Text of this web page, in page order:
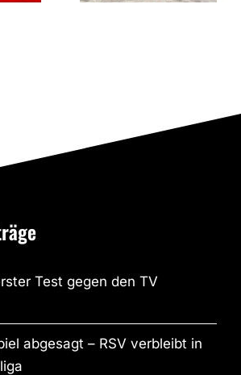
Test gegen den TV
abgesagt – RSV verbleibt in